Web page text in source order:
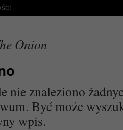
Onion
nie znaleziono
Być może
wpis.